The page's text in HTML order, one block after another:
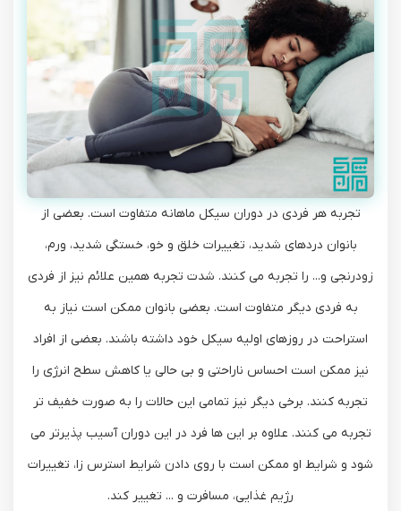
تجربه هر فردی در دوران سیکل ماهانه متفاوت است. بعضی از
بانوان دردهای شدید، تغییرات خلق و خو، خستگی شدید، ورم،
زودرنجی و... را تجربه می کنند. شدت تجربه همین علائم نیز از فردی
به فردی دیگر متفاوت است. بعضی بانوان ممکن است نیاز به
استراحت در روزهای اولیه سیکل خود داشته باشند. بعضی از افراد
نیز ممکن است احساس ناراحتی و بی حالی یا کاهش سطح انرژی را
تجربه کنند. برخی دیگر نیز تمامی این حالات را به صورت خفیف تر
تجربه می کنند. علاوه بر این ها فرد در این دوران آسیب پذیرتر می
شود و شرایط او ممکن است با روی دادن شرایط استرس زا، تغییرات
رژیم غذایی، مسافرت و ... تغییر کند.